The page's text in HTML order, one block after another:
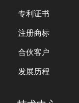
专利证书
注册商标
合伙客户
发展历程